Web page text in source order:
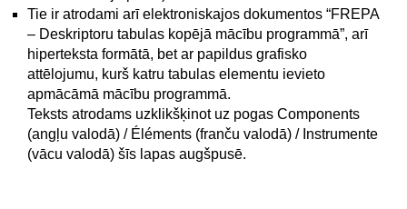
Tie ir atrodami arī elektroniskajos dokumentos “FREPA
– Deskriptoru tabulas kopējā mācību programmā”, arī
hiperteksta formātā, bet ar papildus grafisko
attēlojumu, kurš katru tabulas elementu ievieto
apmācāmā mācību programmā.
Teksts atrodams uzklikšķinot uz pogas Components
(angļu valodā) / Éléments (franču valodā) / Instrumente
(vācu valodā) šīs lapas augšpusē.